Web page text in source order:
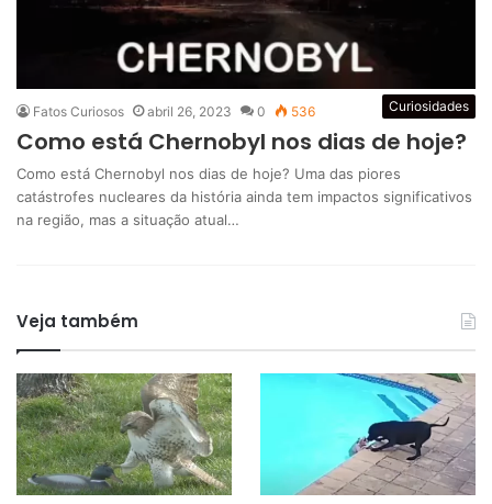
Curiosidades
Fatos Curiosos abril 26, 2023 0 536
Como está Chernobyl nos dias de hoje?
Como está Chernobyl nos dias de hoje? Uma das piores
catástrofes nucleares da história ainda tem impactos significativos
na região, mas a situação atual…
Veja também